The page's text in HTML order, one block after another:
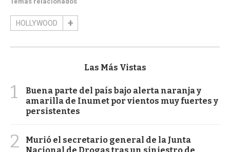
HOLLYWOOD
Las Más Vistas
1
Buena parte del país bajo alerta naranja y
amarilla de Inumet por vientos muy fuertes y
persistentes
2
Murió el secretario general de la Junta